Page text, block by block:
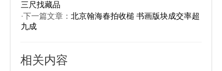
三尺找藏品
·下一篇文章： 北京翰海春拍收槌 书画版块成交率超
九成
相关内容